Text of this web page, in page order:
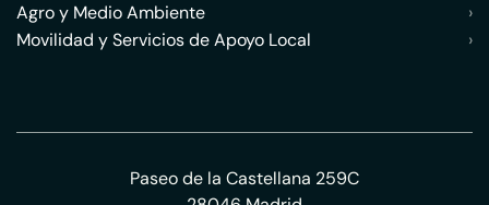
Agro y Medio Ambiente
›
Movilidad y Servicios de Apoyo Local
›
Paseo de la Castellana 259C